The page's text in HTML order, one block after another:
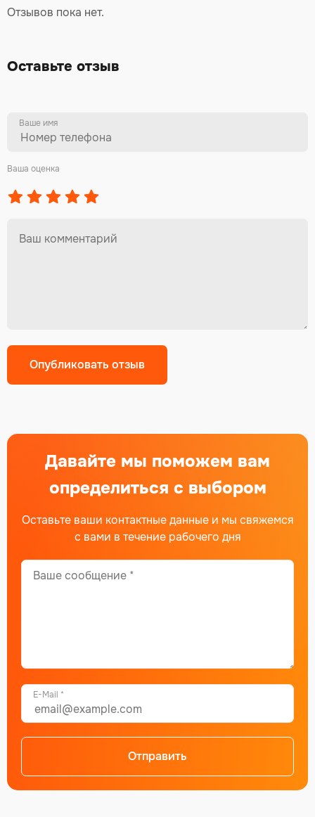
Отзывов пока нет.
Оставьте отзыв
Ваше имя
Ваша оценка
Давайте мы поможем вам
определиться с выбором
Оставьте ваши контактные данные и мы свяжемся
с вами в течение рабочего дня
E-Mail *
Отправить